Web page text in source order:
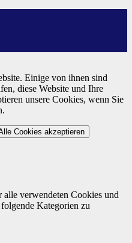
Einige von ihnen sind
diese Website und Ihre
unsere Cookies, wenn Sie
Cookies akzeptieren
verwendeten Cookies und
Kategorien zu